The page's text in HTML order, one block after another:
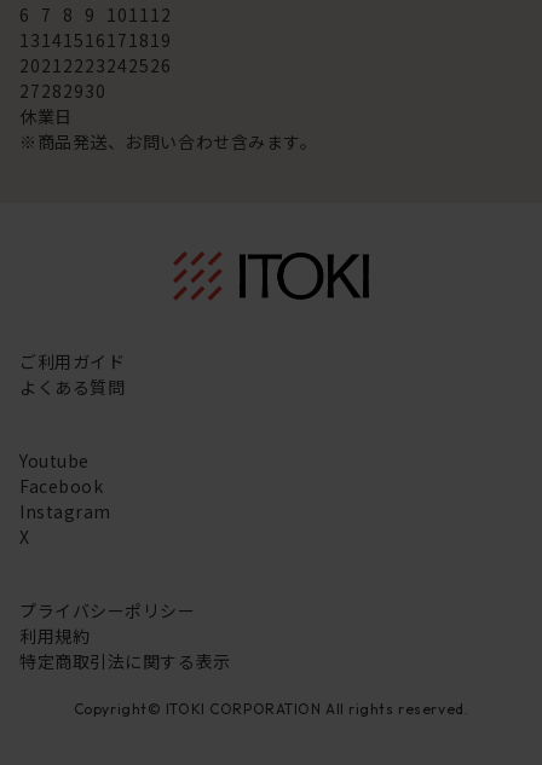
6 7 8 9 101112
13141516171819
20212223242526
27282930
休業日
※商品発送、お問い合わせ含みます。
ご利用ガイド
よくある質問
Youtube
Facebook
Instagram
X
プライバシーポリシー
利用規約
特定商取引法に関する表示
Copyright© ITOKI CORPORATION All rights reserved.